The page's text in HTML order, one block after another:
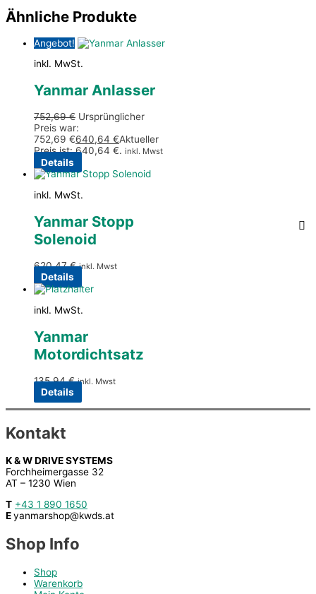
Ähnliche Produkte
Angebot!
inkl. MwSt.
Yanmar Anlasser
752,69€ Ursprünglicher
Preis war:
752,69 €640,64 €Aktueller
Preis ist: 640,64 €. inkl. Mwst
Details
inkl. MwSt.
Yanmar Stopp
Solenoid
620,47€ inkl. Mwst
Details
inkl. MwSt.
Yanmar
Motordichtsatz
135,94€ inkl. Mwst
Details
Kontakt
K & W DRIVE SYSTEMS
Forchheimergasse 32
AT – 1230 Wien
T +43 1 890 1650
Eyanmarshop@kwds.at
Shop Info
Shop
Warenkorb